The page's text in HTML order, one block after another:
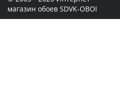
магазин обоев SDVK-OBOI